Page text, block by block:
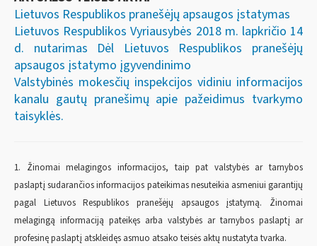
Lietuvos Respublikos pranešėjų apsaugos įstatymas
Lietuvos Respublikos Vyriausybės 2018 m. lapkričio 14
d. nutarimas Dėl Lietuvos Respublikos pranešėjų
apsaugos įstatymo įgyvendinimo
Valstybinės mokesčių inspekcijos vidiniu informacijos
kanalu gautų pranešimų apie pažeidimus tvarkymo
taisyklės.
1. Žinomai melagingos informacijos, taip pat valstybės ar tarnybos
paslaptį sudarančios informacijos pateikimas nesuteikia asmeniui garantijų
pagal Lietuvos Respublikos pranešėjų apsaugos įstatymą. Žinomai
melagingą informaciją pateikęs arba valstybės ar tarnybos paslaptį ar
profesinę paslaptį atskleidęs asmuo atsako teisės aktų nustatyta tvarka.